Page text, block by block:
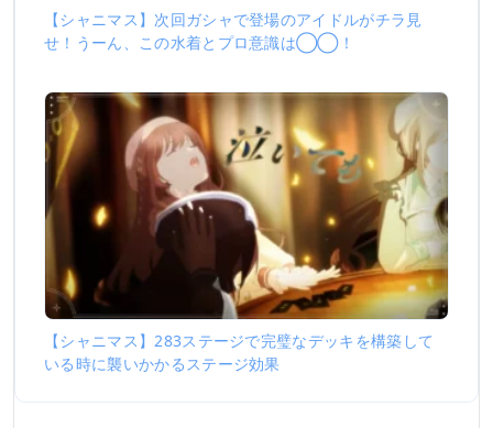
【シャニマス】次回ガシャで登場のアイドルがチラ見
せ！うーん、この水着とプロ意識は◯◯！
【シャニマス】283ステージで完璧なデッキを構築して
いる時に襲いかかるステージ効果